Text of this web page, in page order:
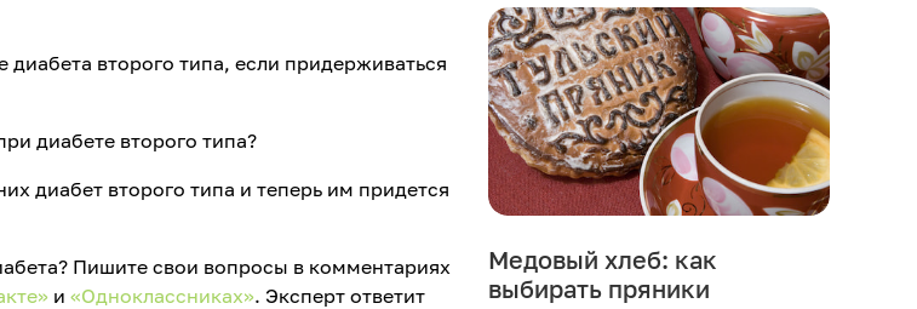
второго типа, если придерживаться
диабете второго типа?
диабет второго типа и теперь им придется
Пишите свои вопросы в комментариях
и «Одноклассниках». Эксперт ответит
Медовый хлеб: как
выбирать пряники